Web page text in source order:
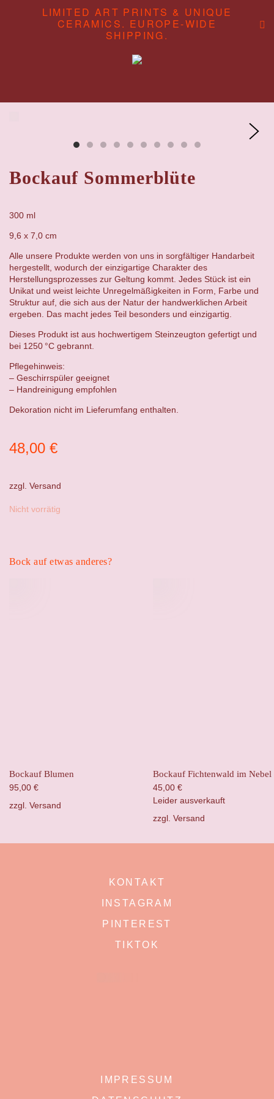
LIMITED ART PRINTS & UNIQUE
CERAMICS. EUROPE-WIDE
SHIPPING.
CONTENT STUDIO
Bockauf Sommerblüte
zzgl. Versand
48,00 €
Nicht vorrätig
300 ml
9,6 x 7,0 cm
Alle unsere Produkte werden von uns in sorgfältiger Handarbeit
hergestellt, wodurch der einzigartige Charakter des
Herstellungsprozesses zur Geltung kommt. Jedes Stück ist ein
Unikat und weist leichte Unregelmäßigkeiten in Form, Farbe und
Struktur auf, die sich aus der Natur der handwerklichen Arbeit
ergeben. Das macht jedes Teil besonders und einzigartig.
Dieses Produkt ist aus hochwertigem Steinzeugton gefertigt und
bei 1250 °C gebrannt.
Pflegehinweis:
– Geschirrspüler geeignet
– Handreinigung empfohlen
Dekoration nicht im Lieferumfang enthalten.
Bock auf etwas anderes?
Bockauf Blumen
95,00 €
zzgl. Versand
Bockauf Fichtenwald im Nebel
45,00 €
Leider ausverkauft
zzgl. Versand
KONTAKT
INSTAGRAM
PINTEREST
TIKTOK
IMPRESSUM